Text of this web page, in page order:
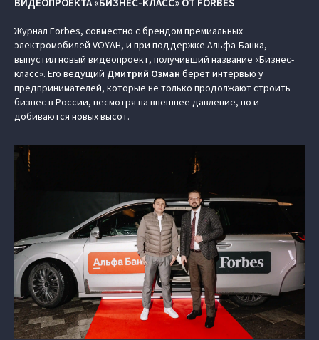
Журнал Forbes, совместно с брендом премиальных
электромобилей VOYAH, и при поддержке Альфа-Банка,
выпустил новый видеопроект, получивший название «Бизнес-
класс». Его ведущий Дмитрий Озман берет интервью у
предпринимателей, которые не только продолжают строить
бизнес в России, несмотря на внешнее давление, но и
добиваются новых высот.